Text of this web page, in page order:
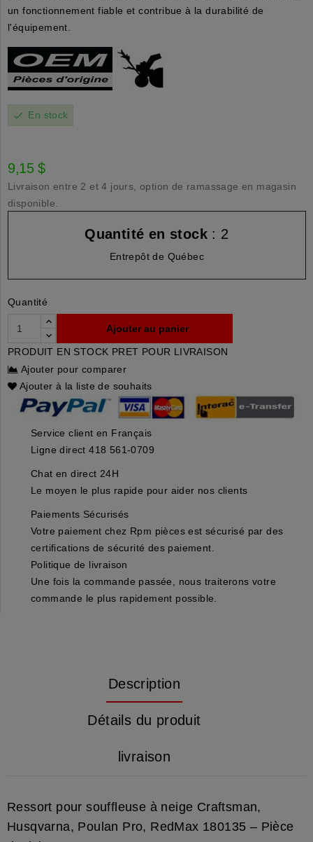
un fonctionnement fiable et contribue à la durabilité de
l'équipement.
check En stock
9,15 $
Livraison entre 2 et 4 jours, option de ramassage en magasin
disponible.
Quantité en stock : 2
Entrepôt de Québec
Quantité
Ajouter au panier
PRODUIT EN STOCK PRET POUR LIVRAISON
Ajouter pour comparer
Ajouter à la liste de souhaits
Service client en Français
Ligne direct 418 561-0709
Chat en direct 24H
Le moyen le plus rapide pour aider nos clients
Paiements Sécurisés
Votre paiement chez Rpm pièces est sécurisé par des
certifications de sécurité des paiement.
Politique de livraison
Une fois la commande passée, nous traiterons votre
commande le plus rapidement possible.
Description
Détails du produit
livraison
Ressort pour souffleuse à neige Craftsman,
Husqvarna, Poulan Pro, RedMax 180135 – Pièce